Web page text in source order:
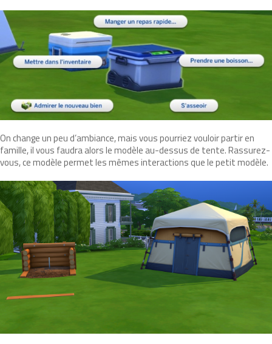
On change un peu d’ambiance, mais vous pourriez vouloir partir en
famille, il vous faudra alors le modèle au-dessus de tente. Rassurez-
vous, ce modèle permet les mêmes interactions que le petit modèle.